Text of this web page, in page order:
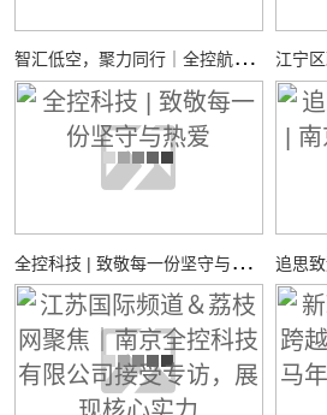
智
汇低空，聚力同行｜全控航空共探低空经济装备新机遇
全
控科技 | 致敬每一份坚守与热爱